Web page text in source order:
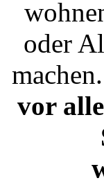
oder
vor